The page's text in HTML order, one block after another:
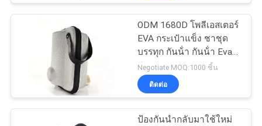
แผนผัง
เว็บไซต์
PRIVACY
POLICYกระเป๋าเก็บเงิน
ODM 1680D โพลีเอสเตอร์
EVA กระเป๋าแข็ง ชาชุด
บรรทุก กันน้ํา กันน้ํา Eva
Teapot กระเป๋าแข็ง
กระเป๋าเดินทาง
Negotiate MOQ:1000 ชิ้น
ติดต่อ
ป้องกันนำกลับมาใช้ใหม่